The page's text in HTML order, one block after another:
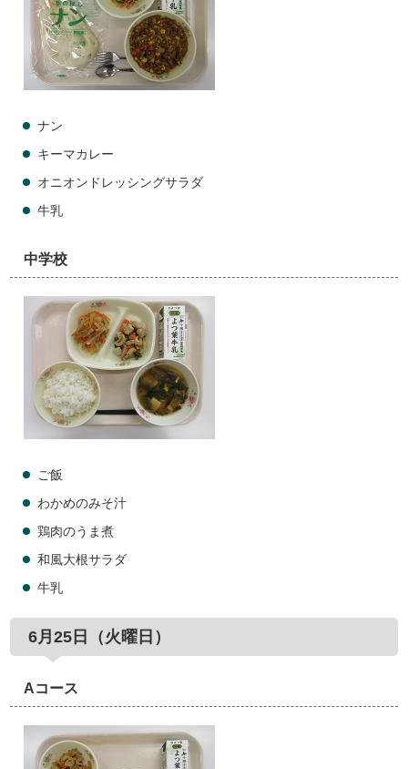
ナン
キーマカレー
オニオンドレッシングサラダ
牛乳
中学校
ご飯
わかめのみそ汁
鶏肉のうま煮
和風大根サラダ
牛乳
6月25日（火曜日）
Aコース